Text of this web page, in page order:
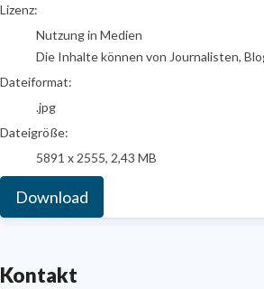
go to media item
Lizenz:
Nutzung in Medien
Die Inhalte können von Journalisten,
Dateiformat:
.jpg
Dateigröße:
5891 x 2555, 2,43 MB
Download
Kontakt